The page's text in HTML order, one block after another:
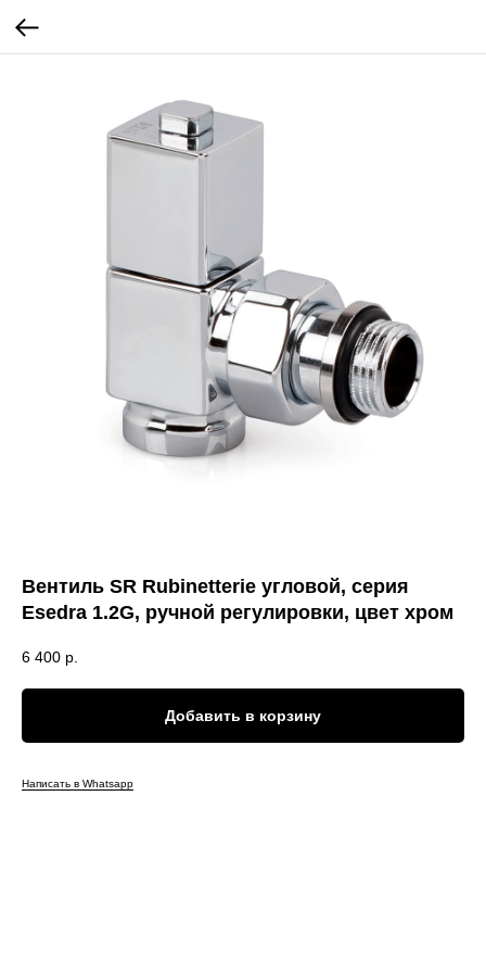
Вентиль SR Rubinetterie угловой, серия
Esedra 1.2G, ручной регулировки, цвет хром
6 400 р.
Добавить в корзину
Написать в Whatsapp